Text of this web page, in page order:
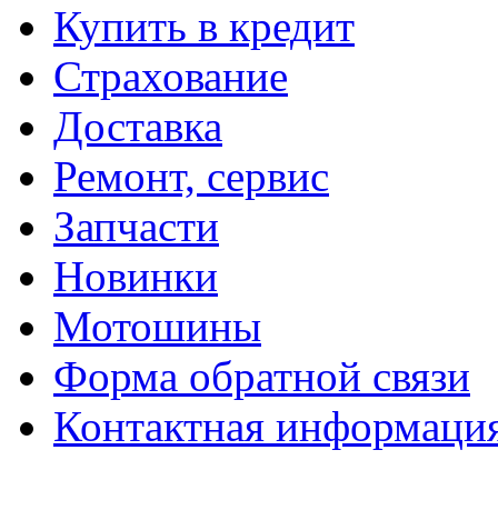
Купить в кредит
Страхование
Доставка
Ремонт, сервис
Запчасти
Новинки
Мотошины
Форма обратной связи
Контактная